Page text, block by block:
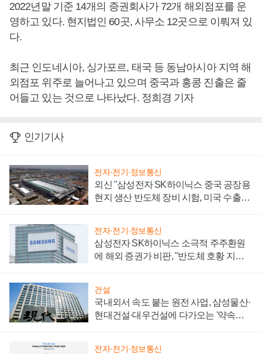
2022년말 기준 14개의 증권회사가 72개 해외점포를 운
영하고 있다. 현지법인 60곳, 사무소 12곳으로 이뤄져 있
다.
최근 인도네시아, 싱가포르, 태국 등 동남아시아 지역 해
외점포 위주로 늘어나고 있으며 중국과 홍콩 진출은 줄
어들고 있는 것으로 나타났다. 정희경 기자
인기기사
전자·전기·정보통신
외신 "삼성전자 SK하이닉스 중국 공장용
현지 생산 반도체 장비 시험, 미국 수출통
전자·전기·정보통신
삼성전자 SK하이닉스 소극적 주주환원
에 해외 증권가 비판, "반도체 호황 지속
건설
국내외서 속도 붙는 원전 사업, 삼성물산·
현대건설·대우건설에 다가오는 '약속의
전자·전기·정보통신